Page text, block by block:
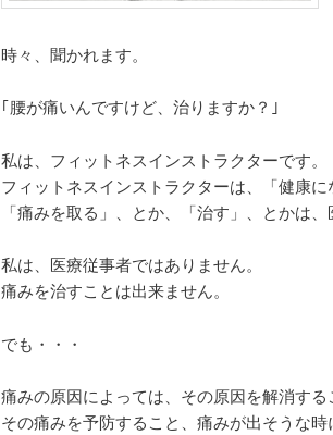
時々、聞かれます。
｢腰が痛いんですけど、治りますか？｣
私は、フィットネスインストラクターです。
フィットネスインストラクターは、「健康に
「痛みを取る」、とか、「治す」、とかは
私は、医療従事者ではありません。
痛みを治すことは出来ません。
でも・・・
痛みの原因によっては、その原因を解消する
その痛みを予防すること、痛みが出そうな時